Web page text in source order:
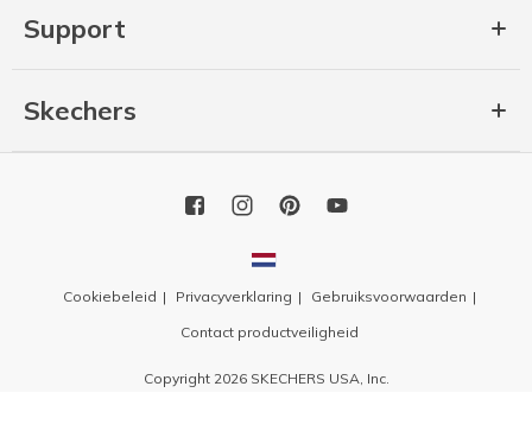
Support
Skechers
Cookiebeleid Privacyverklaring
Gebruiksvoorwaarden
Contact productveiligheid
Copyright 2026 SKECHERS USA, Inc.